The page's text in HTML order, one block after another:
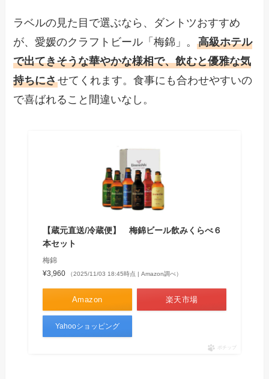
ラベルの見た目で選ぶなら、ダントツおすすめ
が、愛媛のクラフトビール「梅錦」。高級ホテル
で出てきそうな華やかな様相で、飲むと優雅な気
持ちにさせてくれます。食事にも合わせやすいの
で喜ばれること間違いなし。
【蔵元直送/冷蔵便】 梅錦ビール飲みくらべ６
本セット
梅錦
¥3,960
（2025/11/03 18:45時点 | Amazon調べ）
Amazon 楽天市場
Yahooショッピング
ポチップ